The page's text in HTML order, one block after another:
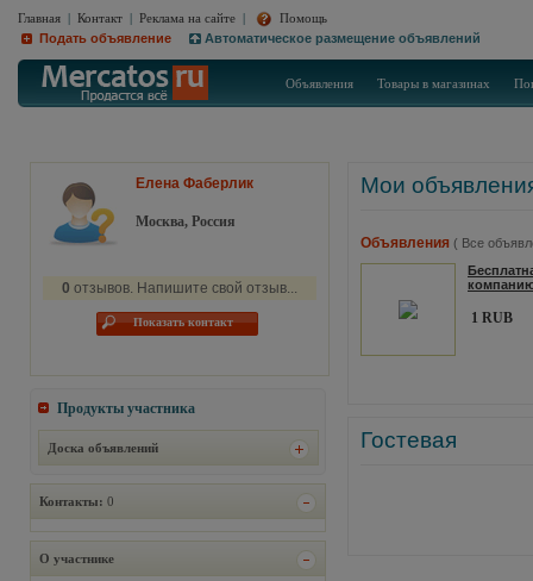
Главная | Контакт | Реклама на сайте |
Помощь
Подать объявление
Автоматическое размещение объявлений
Объявления Товары в магазинах
Елена Фаберлик
Москва, Россия
0 отзывов. Напишите свой отзыв...
Показать контакт
Продукты участника
Доска объявлений
Контакты: 0
О участнике
Мои
Объявления ( Все
1 RUB
Гостевая